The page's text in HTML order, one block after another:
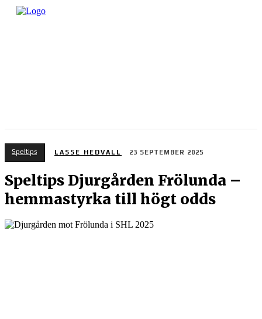
Speltips LASSE HEDVALL 23 SEPTEMBER 2025
Speltips Djurgården Frölunda –
hemmastyrka till högt odds